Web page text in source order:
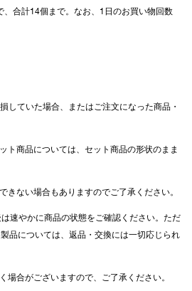
合計14個まで。なお、1日のお買い物回数
していた場合、またはご注文になった商品・
ト商品については、セット商品の形状のまま
ない場合もありますのでご了承ください。
速やかに商品の状態をご確認ください。ただ
品については、返品・交換には一切応じられ
合がございますので、ご了承ください。